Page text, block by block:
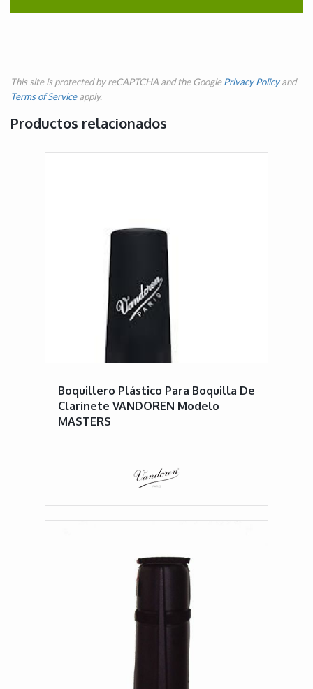
This site is protected by reCAPTCHA and the GooglePrivacy Policyand
Terms of Serviceapply.
Productos relacionados
Boquillero Plástico Para Boquilla De
Clarinete VANDOREN Modelo
MASTERS